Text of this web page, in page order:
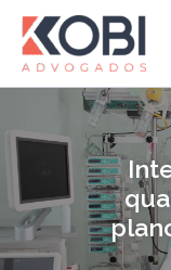
para
conteúdo